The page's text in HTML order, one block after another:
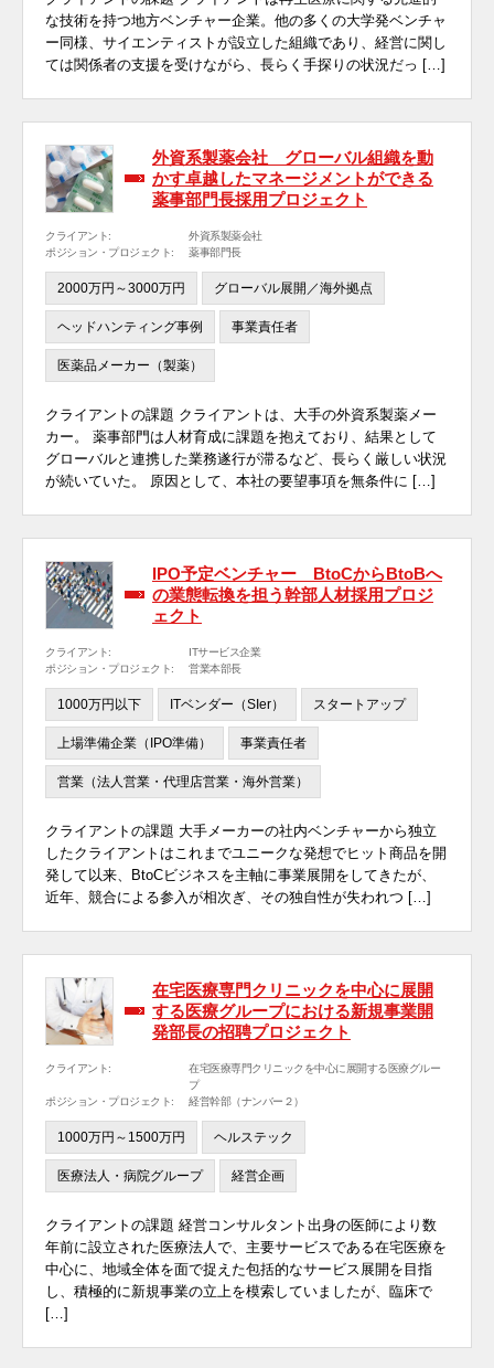
な技術を持つ地方ベンチャー企業。他の多くの大学発ベンチャ
ー同様、サイエンティストが設立した組織であり、経営に関し
ては関係者の支援を受けながら、長らく手探りの状況だっ […]
外資系製薬会社 グローバル組織を動
かす卓越したマネージメントができる
薬事部門長採用プロジェクト
クライアント:
外資系製薬会社
ポジション・プロジェクト:
薬事部門長
2000万円～3000万円 グローバル展開／海外拠点
ヘッドハンティング事例 事業責任者
医薬品メーカー（製薬）
クライアントの課題 クライアントは、大手の外資系製薬メー
カー。 薬事部門は人材育成に課題を抱えており、結果として
グローバルと連携した業務遂行が滞るなど、長らく厳しい状況
が続いていた。 原因として、本社の要望事項を無条件に […]
IPO予定ベンチャー BtoCからBtoBへ
の業態転換を担う幹部人材採用プロジ
ェクト
クライアント:
ITサービス企業
ポジション・プロジェクト:
営業本部長
1000万円以下 ITベンダー（SIer） スタートアップ
上場準備企業（IPO準備） 事業責任者
営業（法人営業・代理店営業・海外営業）
クライアントの課題 大手メーカーの社内ベンチャーから独立
したクライアントはこれまでユニークな発想でヒット商品を開
発して以来、BtoCビジネスを主軸に事業展開をしてきたが、
近年、競合による参入が相次ぎ、その独自性が失われつ […]
在宅医療専門クリニックを中心に展開
する医療グループにおける新規事業開
発部長の招聘プロジェクト
クライアント:
在宅医療専門クリニックを中心に展開する医療グルー
プ
ポジション・プロジェクト:
経営幹部（ナンバー２）
1000万円～1500万円 ヘルステック
医療法人・病院グループ 経営企画
クライアントの課題 経営コンサルタント出身の医師により数
年前に設立された医療法人で、主要サービスである在宅医療を
中心に、地域全体を面で捉えた包括的なサービス展開を目指
し、積極的に新規事業の立上を模索していましたが、臨床で
[…]